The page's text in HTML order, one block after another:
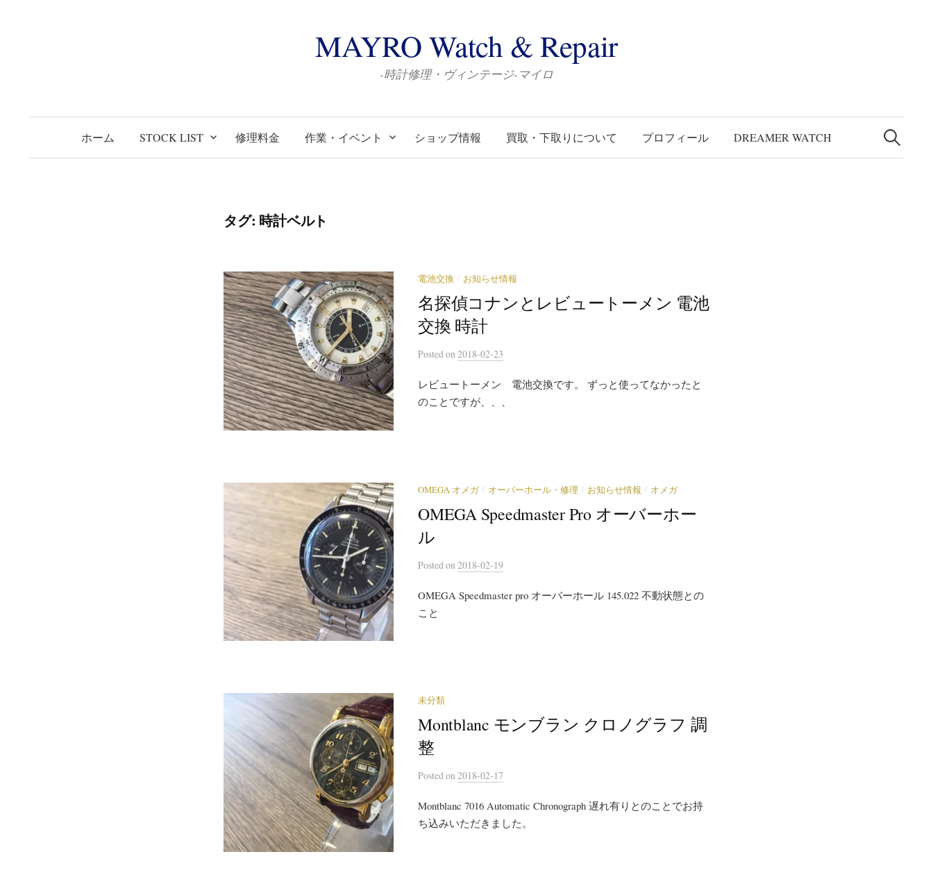
MAYRO Watch & Repair
-時計修理・ヴィンテージ-マイロ
ホーム STOCK LIST 修理料金 作業・イベント ショップ情報 買取・下取りについて プロフィール DREAMER WATCH
検
索:
タグ: 時計ベルト
電池交換 / お知らせ情報
名探偵コナンとレビュートーメン 電池
交換 時計
Postedon 2018-02-23
レビュートーメン 電池交換です。 ずっと使ってなかったと
のことですが、、、
OMEGA オメガ / オーバーホール・修理 / お知らせ情報 / オメガ
OMEGA Speedmaster Pro オーバーホー
ル
Posted on 2018-02-19
OMEGA Speedmaster pro オーバーホール 145.022 不動状態との
こと
未分類
Montblanc モンブラン クロノグラフ 調
整
Postedon 2018-02-17
Montblanc 7016 Automatic Chronograph 遅れ有りとのことでお持
ち込みいただきました。